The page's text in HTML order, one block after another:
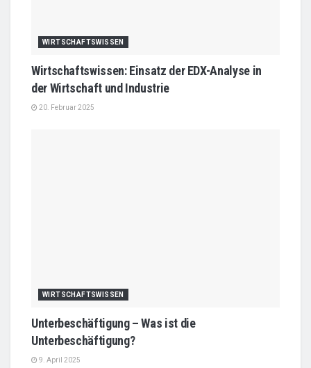
WIRTSCHAFTSWISSEN
Wirtschaftswissen: Einsatz der EDX-Analyse in
der Wirtschaft und Industrie
20. Februar 2025
WIRTSCHAFTSWISSEN
Unterbeschäftigung – Was ist die
Unterbeschäftigung?
9. April 2025